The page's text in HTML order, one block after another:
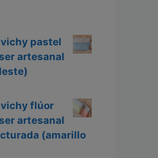
vichy pastel
artesanal
vichy flúor
artesanal
(amarillo